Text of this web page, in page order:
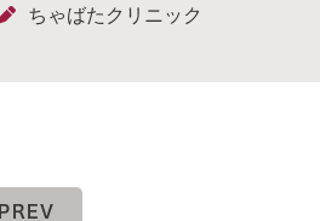
ちゃばたクリニック
PREV